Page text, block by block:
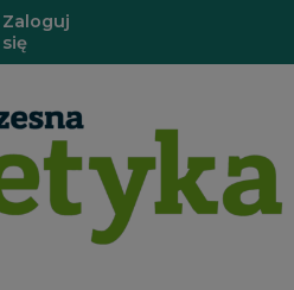
Zaloguj
się